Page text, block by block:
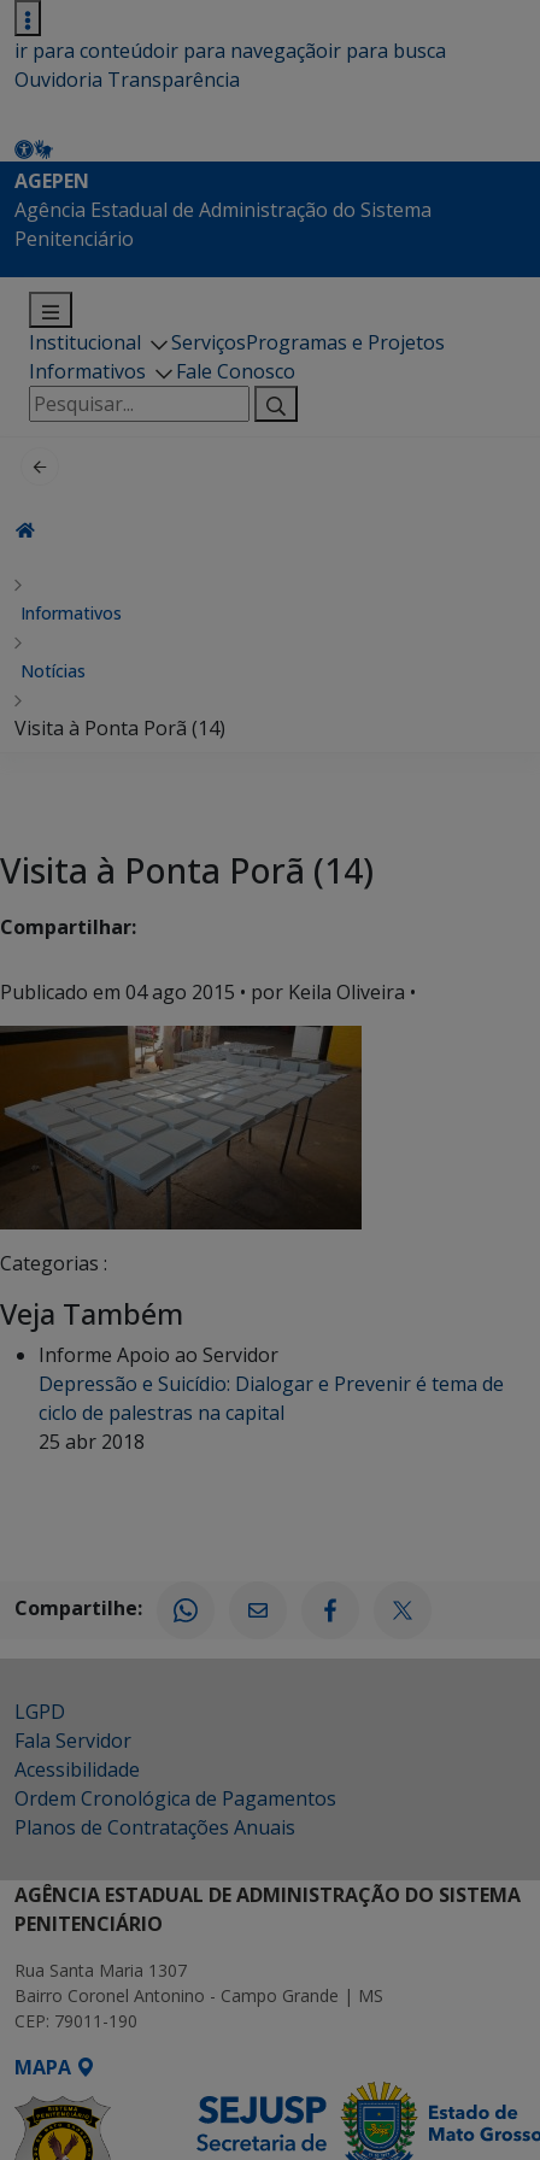
ir para conteúdoir para navegaçãoir para busca
Ouvidoria Transparência
AGEPEN
Agência Estadual de Administração do Sistema
Penitenciário
Institucional ServiçosProgramas e Projetos
Informativos
Fale Conosco
Pesquisar
por:
Informativos
Notícias
Visita à Ponta Porã (14)
Visita à Ponta Porã (14)
Compartilhar:
Publicado em 04 ago 2015 • por Keila Oliveira •
Categorias :
Veja Também
Informe Apoio ao Servidor
Depressão e Suicídio: Dialogar e Prevenir é tema de
ciclo de palestras na capital
25 abr 2018
Compartilhe:
LGPD
Fala Servidor
Acessibilidade
Ordem Cronológica de Pagamentos
Planos de Contratações Anuais
AGÊNCIA ESTADUAL DE ADMINISTRAÇÃO DO SISTEMA
PENITENCIÁRIO
Rua Santa Maria 1307
Bairro Coronel Antonino - Campo Grande | MS
CEP: 79011-190
MAPA